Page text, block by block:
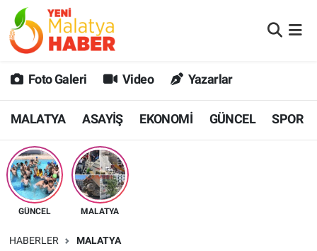
Foto Galeri Video Yazarlar
MALATYA ASAYİŞ EKONOMİ GÜNCEL SPOR
GÜNCEL MALATYA
HABERLER MALATYA
MALATYA
GÜNCEL
SPOR
SAĞLIK
DİĞER
Malatya Nöbetçi Eczaneler
MALATYA Namaz Vakitleri
Malatya Trafik Yoğunluk Haritası
Süper Lig Puan Durumu ve Fikstür
Tüm Manşetler